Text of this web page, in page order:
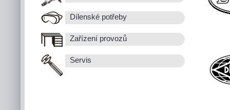
Dílenské potřeby
Zařízení provozů
Servis